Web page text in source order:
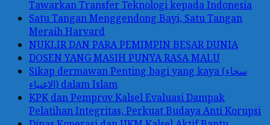
Tawarkan Transfer Teknologi kepada Indonesia
Satu Tangan Menggendong Bayi, Satu Tangan
Meraih Harvard
NUKLIR DAN PARA PEMIMPIN BESAR DUNIA
DOSEN YANG MASIH PUNYA RASA MALU
Sikap dermawan Penting bagi yang kaya (سخاء
الاغنياء) dalam Islam
KPK dan Pemprov Kalsel Evaluasi Dampak
Pelatihan Integritas, Perkuat Budaya Anti Korupsi